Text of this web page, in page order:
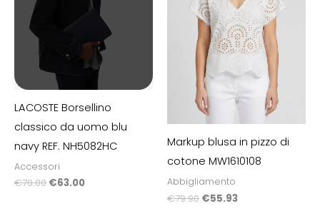
LACOSTE Borsellino
classico da uomo blu
navy REF. NH5082HC
Accessori
€70.00 €63.00
Markup blusa in pizzo di
cotone MW1610108
Abbigliamento
€79.90 €55.93